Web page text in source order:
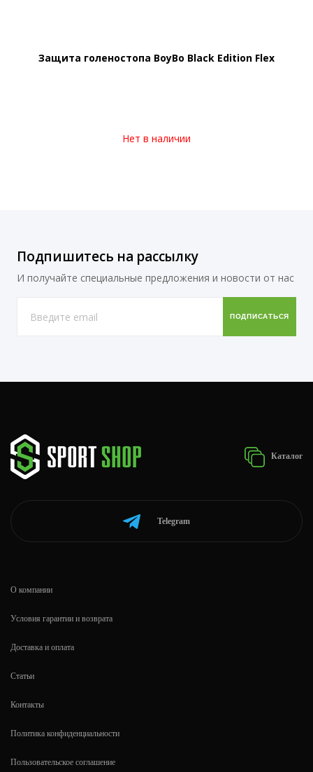
Защита голеностопа BoyBo Black Edition Flex
Нет в наличии
Подпишитесь на рассылку
И получайте специальные предложения и новости от нас
Каталог
Telegram
О компании
Условия гарантии и возврата
Доставка и оплата
Статьи
Контакты
Политика конфиденциальности
Пользовательское соглашение